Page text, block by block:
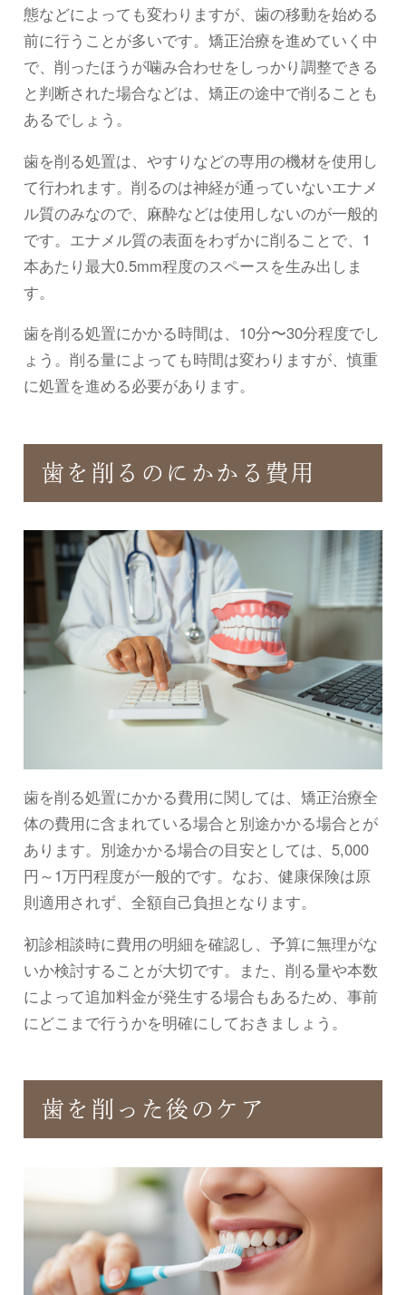
態などによっても変わりますが、歯の移動を始める
前に行うことが多いです。矯正治療を進めていく中
で、削ったほうが噛み合わせをしっかり調整できる
と判断された場合などは、矯正の途中で削ることも
あるでしょう。
歯を削る処置は、やすりなどの専用の機材を使用し
て行われます。削るのは神経が通っていないエナメ
ル質のみなので、麻酔などは使用しないのが一般的
です。エナメル質の表面をわずかに削ることで、1
本あたり最大0.5mm程度のスペースを生み出しま
す。
歯を削る処置にかかる時間は、10分〜30分程度でし
ょう。削る量によっても時間は変わりますが、慎重
に処置を進める必要があります。
歯を削るのにかかる費用
歯を削る処置にかかる費用に関しては、矯正治療全
体の費用に含まれている場合と別途かかる場合とが
あります。別途かかる場合の目安としては、5,000
円～1万円程度が一般的です。なお、健康保険は原
則適用されず、全額自己負担となります。
初診相談時に費用の明細を確認し、予算に無理がな
いか検討することが大切です。また、削る量や本数
によって追加料金が発生する場合もあるため、事前
にどこまで行うかを明確にしておきましょう。
歯を削った後のケア